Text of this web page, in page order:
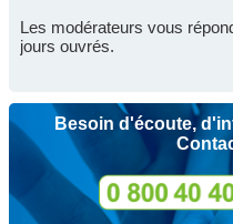
Les modérateurs vous
jours ouvrés.
Besoin d'écoute,